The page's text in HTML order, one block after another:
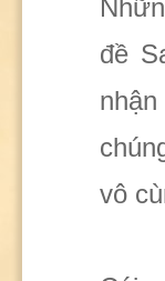
đề
vô